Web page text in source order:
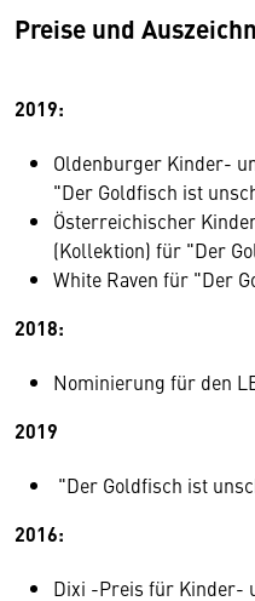
Preise und
2019:
Oldenburger Kinder-
"Der Goldfisch ist
Österreichischer
(Kollektion) für "Der
White Raven für "Der
2018:
Nominierung für den
2019
"Der Goldfisch ist
2016:
Dixi -Preis für Kinder-